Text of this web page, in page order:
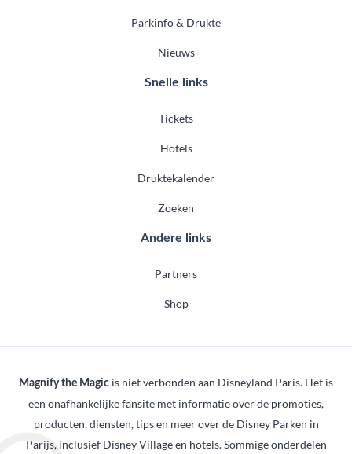
Parkinfo & Drukte
Nieuws
Snelle links
Tickets
Hotels
Druktekalender
Zoeken
Andere links
Partners
Shop
Magnify the Magic is niet verbonden aan Disneyland Paris. Het is
een onafhankelijke fansite met informatie over de promoties,
producten, diensten, tips en meer over de Disney Parken in
Parijs, inclusief Disney Village en hotels. Sommige onderdelen